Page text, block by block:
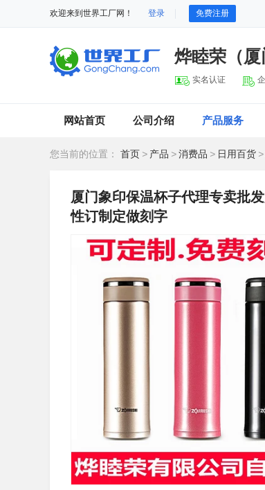
欢迎来到世界工厂网！ 登录 免费注册
烨睦荣（厦
实名认证
网站首页 公司介绍 产品服务
您当前的位置： 首页 > 产品 >消费品 > 日用百货 >
厦门象印保温杯子代理专卖批
性订制定做刻字